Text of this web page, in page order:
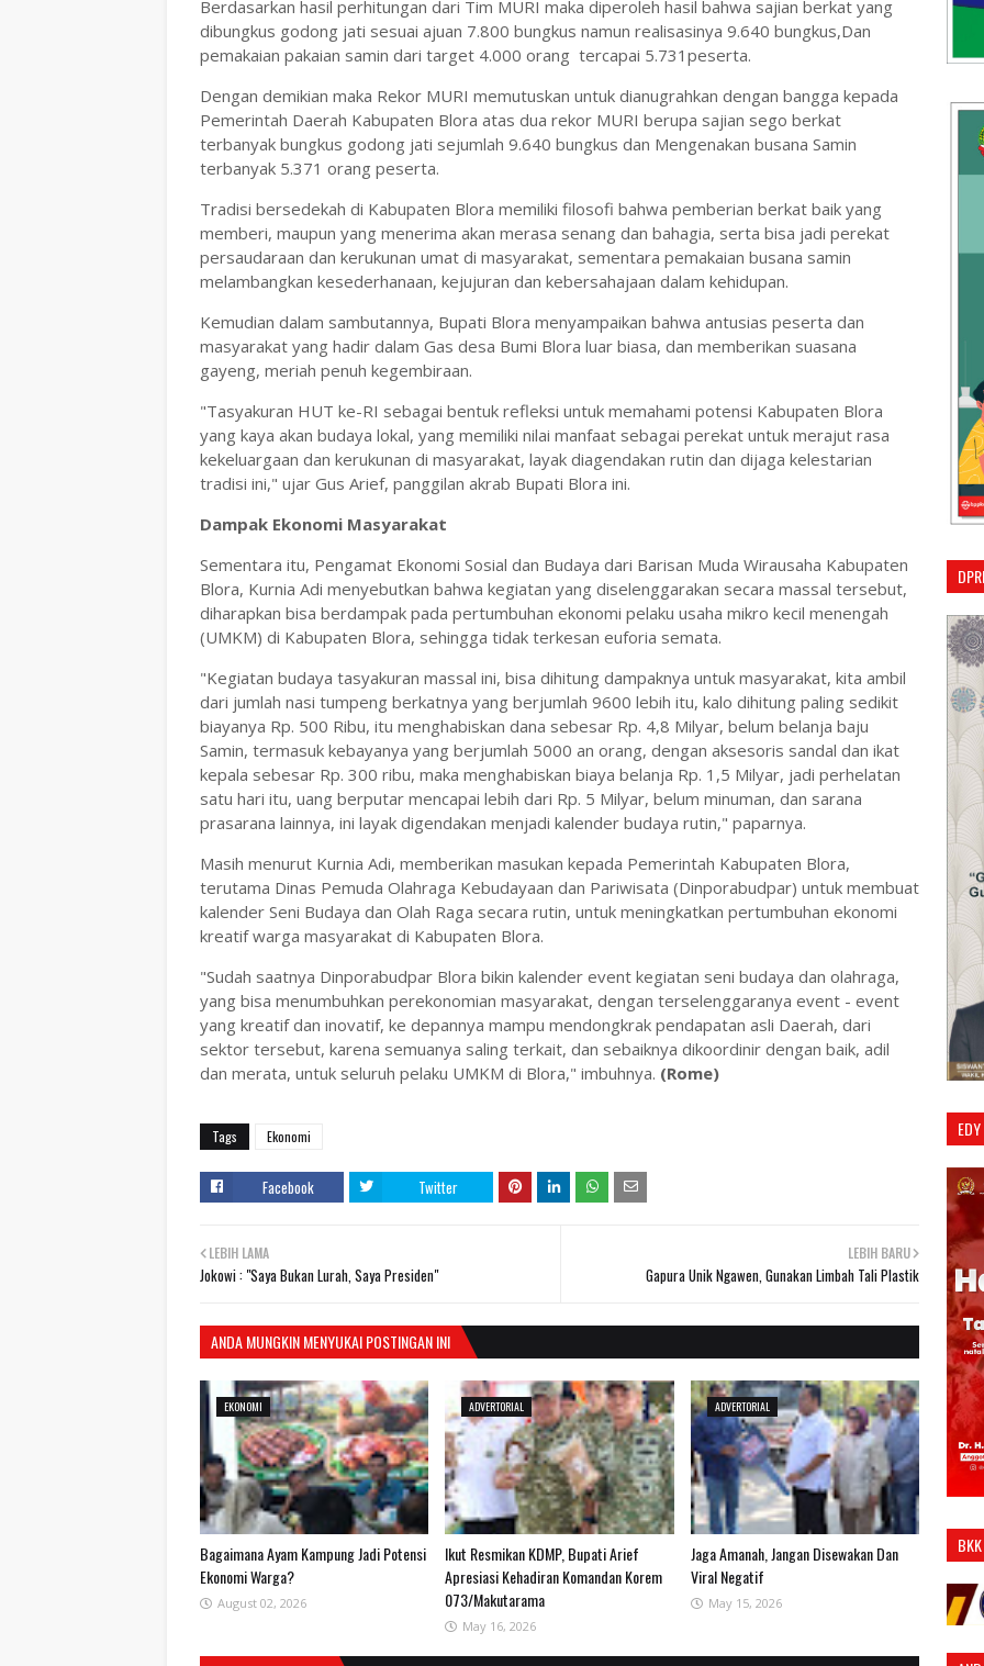
Berdasarkan hasil perhitungan dari Tim MURI maka diperoleh hasil bahwa sajian berkat yang
dibungkus godong jati sesuai ajuan 7.800 bungkus namun realisasinya 9.640 bungkus,Dan
pemakaian pakaian samin dari target 4.000 orang tercapai 5.731peserta.
Dengan demikian maka Rekor MURI memutuskan untuk dianugrahkan dengan bangga kepada
Pemerintah Daerah Kabupaten Blora atas dua rekor MURI berupa sajian sego berkat
terbanyak bungkus godong jati sejumlah 9.640 bungkus dan Mengenakan busana Samin
terbanyak 5.371 orang peserta.
Tradisi bersedekah di Kabupaten Blora memiliki filosofi bahwa pemberian berkat baik yang
memberi, maupun yang menerima akan merasa senang dan bahagia, serta bisa jadi perekat
persaudaraan dan kerukunan umat di masyarakat, sementara pemakaian busana samin
melambangkan kesederhanaan, kejujuran dan kebersahajaan dalam kehidupan.
Kemudian dalam sambutannya, Bupati Blora menyampaikan bahwa antusias peserta dan
masyarakat yang hadir dalam Gas desa Bumi Blora luar biasa, dan memberikan suasana
gayeng, meriah penuh kegembiraan.
"Tasyakuran HUT ke-RI sebagai bentuk refleksi untuk memahami potensi Kabupaten Blora
yang kaya akan budaya lokal, yang memiliki nilai manfaat sebagai perekat untuk merajut rasa
kekeluargaan dan kerukunan di masyarakat, layak diagendakan rutin dan dijaga kelestarian
tradisi ini," ujar Gus Arief, panggilan akrab Bupati Blora ini.
Dampak Ekonomi Masyarakat
Sementara itu, Pengamat Ekonomi Sosial dan Budaya dari Barisan Muda Wirausaha Kabupaten
Blora, Kurnia Adi menyebutkan bahwa kegiatan yang diselenggarakan secara massal tersebut,
diharapkan bisa berdampak pada pertumbuhan ekonomi pelaku usaha mikro kecil menengah
(UMKM) di Kabupaten Blora, sehingga tidak terkesan euforia semata.
"Kegiatan budaya tasyakuran massal ini, bisa dihitung dampaknya untuk masyarakat, kita ambil
dari jumlah nasi tumpeng berkatnya yang berjumlah 9600 lebih itu, kalo dihitung paling sedikit
biayanya Rp. 500 Ribu, itu menghabiskan dana sebesar Rp. 4,8 Milyar, belum belanja baju
Samin, termasuk kebayanya yang berjumlah 5000 an orang, dengan aksesoris sandal dan ikat
kepala sebesar Rp. 300 ribu, maka menghabiskan biaya belanja Rp. 1,5 Milyar, jadi perhelatan
satu hari itu, uang berputar mencapai lebih dari Rp. 5 Milyar, belum minuman, dan sarana
prasarana lainnya, ini layak digendakan menjadi kalender budaya rutin," paparnya.
Masih menurut Kurnia Adi, memberikan masukan kepada Pemerintah Kabupaten Blora,
terutama Dinas Pemuda Olahraga Kebudayaan dan Pariwisata (Dinporabudpar) untuk membuat
kalender Seni Budaya dan Olah Raga secara rutin, untuk meningkatkan pertumbuhan ekonomi
kreatif warga masyarakat di Kabupaten Blora.
"Sudah saatnya Dinporabudpar Blora bikin kalender event kegiatan seni budaya dan olahraga,
yang bisa menumbuhkan perekonomian masyarakat, dengan terselenggaranya event - event
yang kreatif dan inovatif, ke depannya mampu mendongkrak pendapatan asli Daerah, dari
sektor tersebut, karena semuanya saling terkait, dan sebaiknya dikoordinir dengan baik, adil
dan merata, untuk seluruh pelaku UMKM di Blora," imbuhnya. (Rome)
Tags Ekonomi
Facebook Twitter
LEBIH BARU
Gapura Unik Ngawen, Gunakan Limbah Tali Plastik
LEBIH LAMA
Jokowi : "Saya Bukan Lurah, Saya Presiden"
ANDA MUNGKIN MENYUKAI POSTINGAN INI
EKONOMI
Bagaimana Ayam Kampung Jadi Potensi
Ekonomi Warga?
August 02, 2026
ADVERTORIAL
Ikut Resmikan KDMP, Bupati Arief
Apresiasi Kehadiran Komandan Korem
073/Makutarama
May 16, 2026
ADVERTORIAL
Jaga Amanah, Jangan Disewakan Dan
Viral Negatif
May 15, 2026
BKK